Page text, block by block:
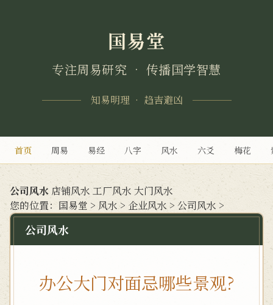
国易堂
专注周易研究 • 传播国学智慧
知易明理 • 趋吉避凶
首页 周易 易经 八字 风水 六爻 梅花
公司风水 店铺风水 工厂风水 大门风水
您的位置： 国易堂 > 风水 > 企业风水 > 公司风水 >
公司风水
办公大门对面忌哪些景观?